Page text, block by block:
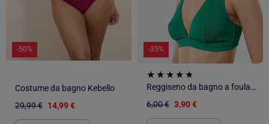
-50%
Costume da bagno Kebello
29,99 € 14,99 €
-35%
Reggiseno da bagno a foulard in maglia testurizzata
6,00 € 3,90 €